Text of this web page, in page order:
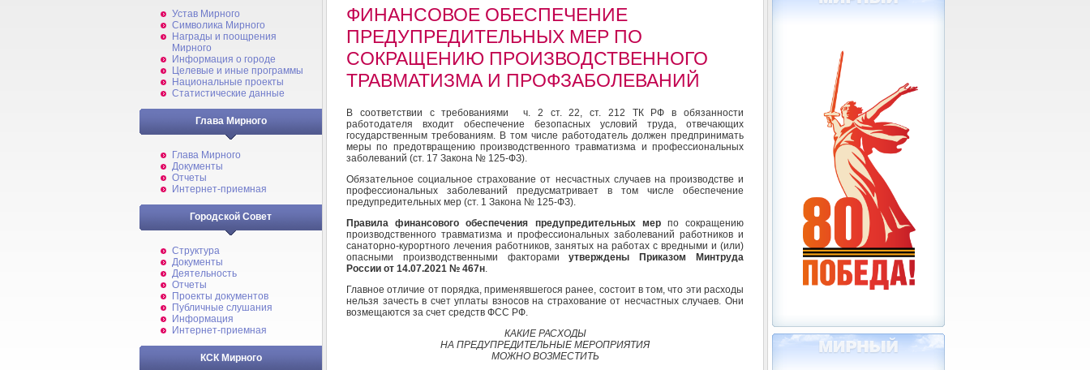
Устав Мирного
Символика Мирного
Награды и поощрения
Мирного
Информация о городе
Целевые и иные программы
Национальные проекты
Статистические данные
Глава Мирного
Глава Мирного
Документы
Отчеты
Интернет-приемная
Городской Совет
Структура
Документы
Деятельность
Отчеты
Проекты документов
Публичные слушания
Информация
Интернет-приемная
КСК Мирного
ФИНАНСОВОЕ ОБЕСПЕЧЕНИЕ
ПРЕДУПРЕДИТЕЛЬНЫХ МЕР ПО
СОКРАЩЕНИЮ ПРОИЗВОДСТВЕННОГО
ТРАВМАТИЗМА И ПРОФЗАБОЛЕВАНИЙ
В соответствии с требованиями ч. 2 ст. 22, ст. 212 ТК РФ в обязанности
работодателя входит обеспечение безопасных условий труда, отвечающих
государственным требованиям. В том числе работодатель должен предпринимать
меры по предотвращению производственного травматизма и профессиональных
заболеваний (ст. 17 Закона № 125-ФЗ).
Обязательное социальное страхование от несчастных случаев на производстве и
профессиональных заболеваний предусматривает в том числе обеспечение
предупредительных мер (ст. 1 Закона № 125-ФЗ).
Правила финансового обеспечения предупредительных мерпо сокращению
производственного травматизма и профессиональных заболеваний работников и
санаторно-курортного лечения работников, занятых на работах с вредными и (или)
опасными производственными факторамиутверждены Приказом Минтруда
России от 14.07.2021 № 467н
Главное отличие от порядка, применявшегося ранее, состоит в том, что эти расходы
нельзя зачесть в счет уплаты взносов на страхование от несчастных случаев. Они
возмещаются за счет средств ФСС РФ.
КАКИЕ РАСХОДЫ
НА ПРЕДУПРЕДИТЕЛЬНЫЕ МЕРОПРИЯТИЯ
МОЖНО ВОЗМЕСТИТЬ